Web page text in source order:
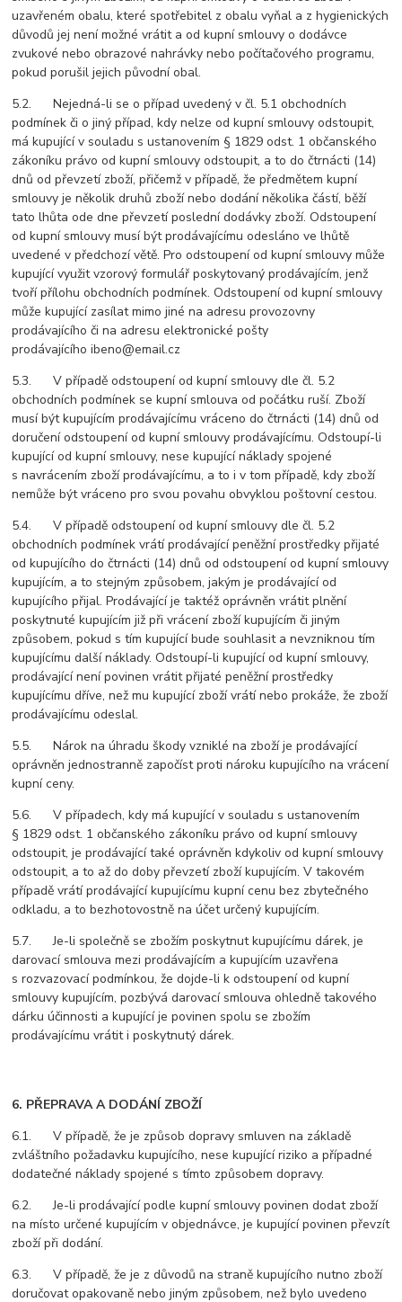
uzavřeném obalu, které spotřebitel z obalu vyňal a z hygienických
důvodů jej není možné vrátit a od kupní smlouvy o dodávce
zvukové nebo obrazové nahrávky nebo počítačového programu,
pokud porušil jejich původní obal.
5.2. Nejedná-li se o případ uvedený v čl. 5.1 obchodních
podmínek či o jiný případ, kdy nelze od kupní smlouvy odstoupit,
má kupující v souladu s ustanovením § 1829 odst. 1 občanského
zákoníku právo od kupní smlouvy odstoupit, a to do čtrnácti (14)
dnů od převzetí zboží, přičemž v případě, že předmětem kupní
smlouvy je několik druhů zboží nebo dodání několika částí, běží
tato lhůta ode dne převzetí poslední dodávky zboží. Odstoupení
od kupní smlouvy musí být prodávajícímu odesláno ve lhůtě
uvedené v předchozí větě. Pro odstoupení od kupní smlouvy může
kupující využit vzorový formulář poskytovaný prodávajícím, jenž
tvoří přílohu obchodních podmínek. Odstoupení od kupní smlouvy
může kupující zasílat mimo jiné na adresu provozovny
prodávajícího či na adresu elektronické pošty
prodávajícího ibeno@email.cz
5.3. V případě odstoupení od kupní smlouvy dle čl. 5.2
obchodních podmínek se kupní smlouva od počátku ruší. Zboží
musí být kupujícím prodávajícímu vráceno do čtrnácti (14) dnů od
doručení odstoupení od kupní smlouvy prodávajícímu. Odstoupí-li
kupující od kupní smlouvy, nese kupující náklady spojené
s navrácením zboží prodávajícímu, a to i v tom případě, kdy zboží
nemůže být vráceno pro svou povahu obvyklou poštovní cestou.
5.4. V případě odstoupení od kupní smlouvy dle čl. 5.2
obchodních podmínek vrátí prodávající peněžní prostředky přijaté
od kupujícího do čtrnácti (14) dnů od odstoupení od kupní smlouvy
kupujícím, a to stejným způsobem, jakým je prodávající od
kupujícího přijal. Prodávající je taktéž oprávněn vrátit plnění
poskytnuté kupujícím již při vrácení zboží kupujícím či jiným
způsobem, pokud s tím kupující bude souhlasit a nevzniknou tím
kupujícímu další náklady. Odstoupí-li kupující od kupní smlouvy,
prodávající není povinen vrátit přijaté peněžní prostředky
kupujícímu dříve, než mu kupující zboží vrátí nebo prokáže, že zboží
prodávajícímu odeslal.
5.5. Nárok na úhradu škody vzniklé na zboží je prodávající
oprávněn jednostranně započíst proti nároku kupujícího na vrácení
kupní ceny.
5.6. V případech, kdy má kupující v souladu s ustanovením
§ 1829 odst. 1 občanského zákoníku právo od kupní smlouvy
odstoupit, je prodávající také oprávněn kdykoliv od kupní smlouvy
odstoupit, a to až do doby převzetí zboží kupujícím. V takovém
případě vrátí prodávající kupujícímu kupní cenu bez zbytečného
odkladu, a to bezhotovostně na účet určený kupujícím.
5.7. Je-li společně se zbožím poskytnut kupujícímu dárek, je
darovací smlouva mezi prodávajícím a kupujícím uzavřena
s rozvazovací podmínkou, že dojde-li k odstoupení od kupní
smlouvy kupujícím, pozbývá darovací smlouva ohledně takového
dárku účinnosti a kupující je povinen spolu se zbožím
prodávajícímu vrátit i poskytnutý dárek.
6. PŘEPRAVA A DODÁNÍ ZBOŽÍ
6.1. V případě, že je způsob dopravy smluven na základě
zvláštního požadavku kupujícího, nese kupující riziko a případné
dodatečné náklady spojené s tímto způsobem dopravy.
6.2. Je-li prodávající podle kupní smlouvy povinen dodat zboží
na místo určené kupujícím v objednávce, je kupující povinen převzít
zboží při dodání.
6.3. V případě, že je z důvodů na straně kupujícího nutno zboží
doručovat opakovaně nebo jiným způsobem, než bylo uvedeno